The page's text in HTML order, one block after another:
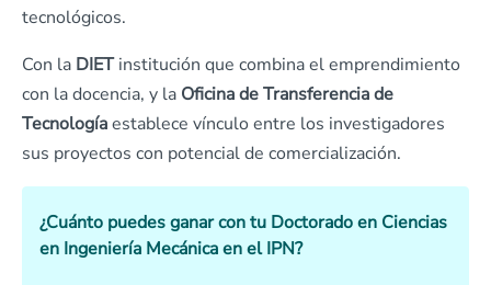
tecnológicos.
Con la DIETinstitución que combina el emprendimiento
con la docencia, y la Oficina de Transferencia de
Tecnologíaestablece vínculo entre los investigadores
sus proyectos con potencial de comercialización.
¿Cuánto puedes ganar con tu Doctorado en Ciencias
en Ingeniería Mecánica en el IPN?